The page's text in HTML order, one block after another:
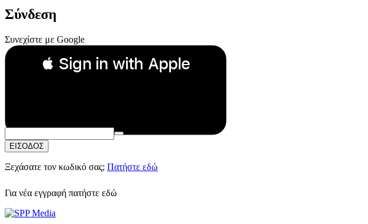
Σύνδεση
Συνεχίστε με Google
 Sign in with Apple
Συνεχίστε με Apple
ή
Email:
Κωδικός Πρόσβασης:
ΕΙΣΟΔΟΣ
Ξεχάσατε τον κωδικό σας; Πατήστε εδώ
Για νέα εγγραφή πατήστε εδώ